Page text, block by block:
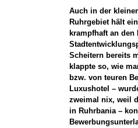
Auch in der
Ruhrgebiet hält
krampfhaft an den
Scheitern bereits
klappte so, wie
bzw. von teuren
Luxushotel –
zweimal nix, weil
in Ruhrbania –